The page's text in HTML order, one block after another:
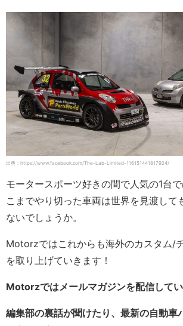
出典：https://www.facebook.com/The-Lab-Limited-116151441817924/
モータースポーツ好きの間で人気の1台
こまでやり切った車両は世界を見渡して
ないでしょうか。
Motorzではこれからも海外のカスタム/
を取り上げていきます！
Motorzではメールマガジンを配信してい
編集部の裏話が聞けたり、最新の自動車